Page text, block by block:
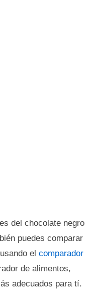
del chocolate negro
puedes comparar
el comparador
de alimentos,
adecuados para tí.